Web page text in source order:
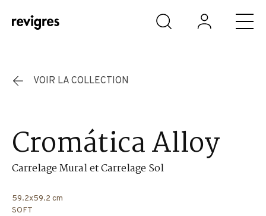
Aller au contenu principal
VOIR LA COLLECTION
Cromática Alloy
Carrelage Mural et Carrelage Sol
59.2x59.2 cm
SOFT